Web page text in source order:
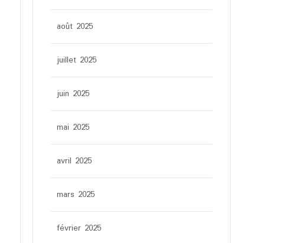
août 2025
juillet 2025
juin 2025
mai 2025
avril 2025
mars 2025
février 2025